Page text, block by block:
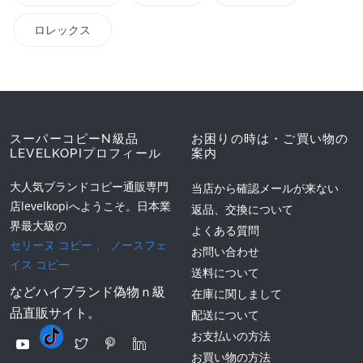
ロレックス
スーパーコピーN級品
LEVELKOPIプロフィール
大人気ブランドコピー通販専門
店levelkopiへようこそ。日本業
界最大級の
セリーヌ コピー
ノースフェ
イス コピー
などハイブランド偽物ｎ級
品直販サイト。
お困りの時は・ご買い物の
案内
当店から確認メールが来ない
返品、交換について
よくある質問
お問い合わせ
送料について
在庫に関しまして
配送について
お支払いの方法
お買い物の方法